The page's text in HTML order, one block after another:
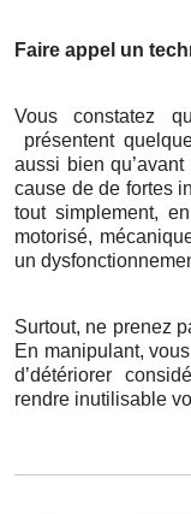
Faire appel un
Vous constatez
présentent
aussi bien
cause de de fortes
tout simplement,
motorisé,
un
Surtout, ne prenez
En manipulant,
d’détériorer
rendre inutilisable